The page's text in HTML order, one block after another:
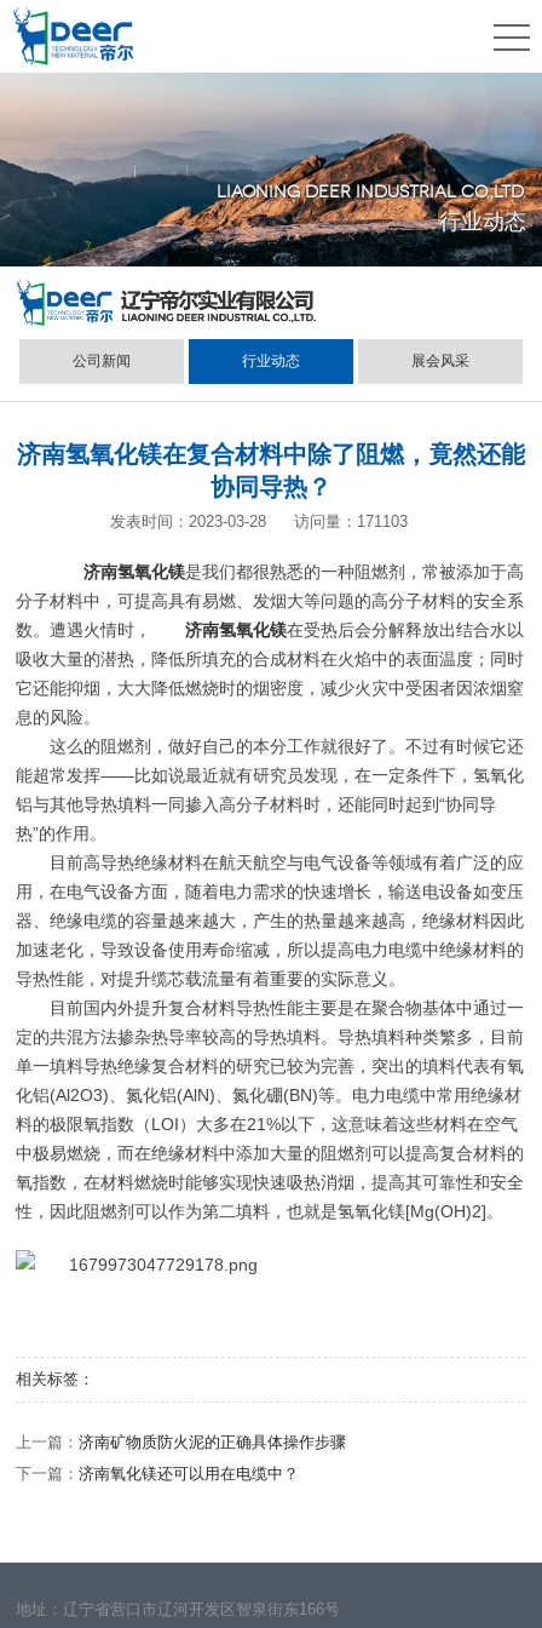
LIAONING DEER INDUSTRIAL CO.,LTD.
行业动态
公司新闻 行业动态 展会风采
济南氢氧化镁在复合材料中除了阻燃，竟然还能
协同导热？
发表时间：2023-03-28 访问量：171103
济南氢氧化镁是我们都很熟悉的一种阻燃剂，常被添加于高
分子材料中，可提高具有易燃、发烟大等问题的高分子材料的安全系
数。遭遇火情时，
济南氢氧化镁在受热后会分解释放出结合水以
吸收大量的潜热，降低所填充的合成材料在火焰中的表面温度；同时
它还能抑烟，大大降低燃烧时的烟密度，减少火灾中受困者因浓烟窒
息的风险。
这么的阻燃剂，做好自己的本分工作就很好了。不过有时候它还
能超常发挥——比如说最近就有研究员发现，在一定条件下，氢氧化
铝与其他导热填料一同掺入高分子材料时，还能同时起到“协同导
热”的作用。
目前高导热绝缘材料在航天航空与电气设备等领域有着广泛的应
用，在电气设备方面，随着电力需求的快速增长，输送电设备如变压
器、绝缘电缆的容量越来越大，产生的热量越来越高，绝缘材料因此
加速老化，导致设备使用寿命缩减，所以提高电力电缆中绝缘材料的
导热性能，对提升缆芯载流量有着重要的实际意义。
目前国内外提升复合材料导热性能主要是在聚合物基体中通过一
定的共混方法掺杂热导率较高的导热填料。导热填料种类繁多，目前
单一填料导热绝缘复合材料的研究已较为完善，突出的填料代表有氧
化铝(Al2O3)、氮化铝(AlN)、氮化硼(BN)等。电力电缆中常用绝缘材
料的极限氧指数（LOI）大多在21%以下，这意味着这些材料在空气
中极易燃烧，而在绝缘材料中添加大量的阻燃剂可以提高复合材料的
氧指数，在材料燃烧时能够实现快速吸热消烟，提高其可靠性和安全
性，因此阻燃剂可以作为第二填料，也就是氢氧化镁[Mg(OH)2]。
相关标签：
上一篇：济南矿物质防火泥的正确具体操作步骤
下一篇：济南氧化镁还可以用在电缆中？
地址：辽宁省营口市辽河开发区智泉街东166号